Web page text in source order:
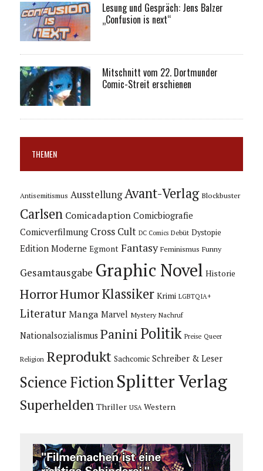
Lesung und Gespräch: Jens Balzer
„Confusion is next“
Mitschnitt vom 22. Dortmunder
Comic-Streit erschienen
THEMEN
Antisemitismus Ausstellung Avant-Verlag Blockbuster
Carlsen Comicadaption Comicbiografie
Comicverfilmung Cross Cult DC Comics Debüt Dystopie
Edition Moderne Egmont Fantasy Feminismus Funny
Gesamtausgabe Graphic Novel Historie
HorrorHumorKlassiker Krimi LGBTQIA+
Literatur Manga Marvel Mystery Nachruf
Nationalsozialismus Panini Politik Preise Queer
Religion Reprodukt Sachcomic Schreiber & Leser
Science Fiction Splitter Verlag
Superhelden Thriller USA Western